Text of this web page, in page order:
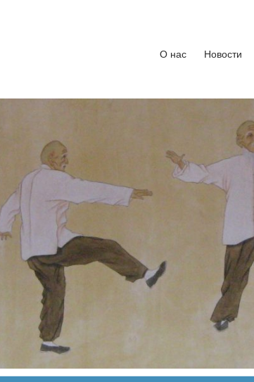
Искусства
Чэнь, Петербург. Руководитель Андрей Середняков.
О нас Новости